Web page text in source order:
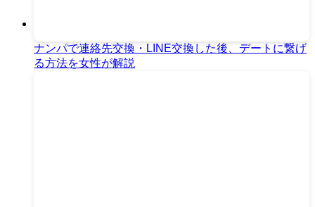
ナンパで連絡先交換・LINE交換した後、デートに繋げ
る方法を女性が解説